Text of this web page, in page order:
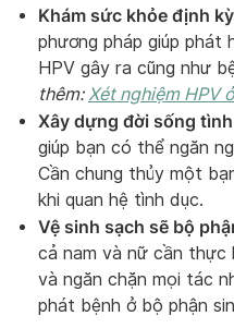
Khám sức khỏe định
phương pháp giúp phát
HPV gây ra cũng như
thêm:Xét nghiệm HPV
Xây dựng đời sống
giúp bạn có thể ngăn
Cần chung thủy một
khi quan hệ tình dục.
Vệ sinh sạch sẽ bộ
cả nam và nữ cần thực
và ngăn chặn mọi tác
phát bệnh ở bộ phận